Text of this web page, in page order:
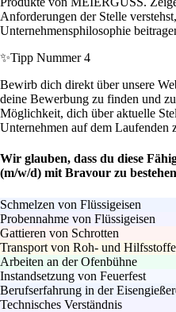
Anforderungen der Stelle
Unternehmensphilosophie
✨Tipp Nummer 4
Bewirb dich direkt über unsere
deine Bewerbung zu finden und
Möglichkeit, dich über aktuelle
Unternehmen auf dem Laufenden
Wir glauben, dass du diese
(m/w/d) mit Bravour zu bestehen
Schmelzen von Flüssigeisen
Probennahme von Flüssigeisen
Gattieren von Schrotten
Transport von Roh- und
Arbeiten an der Ofenbühne
Instandsetzung von Feuerfest
Berufserfahrung in der
Technisches Verständnis